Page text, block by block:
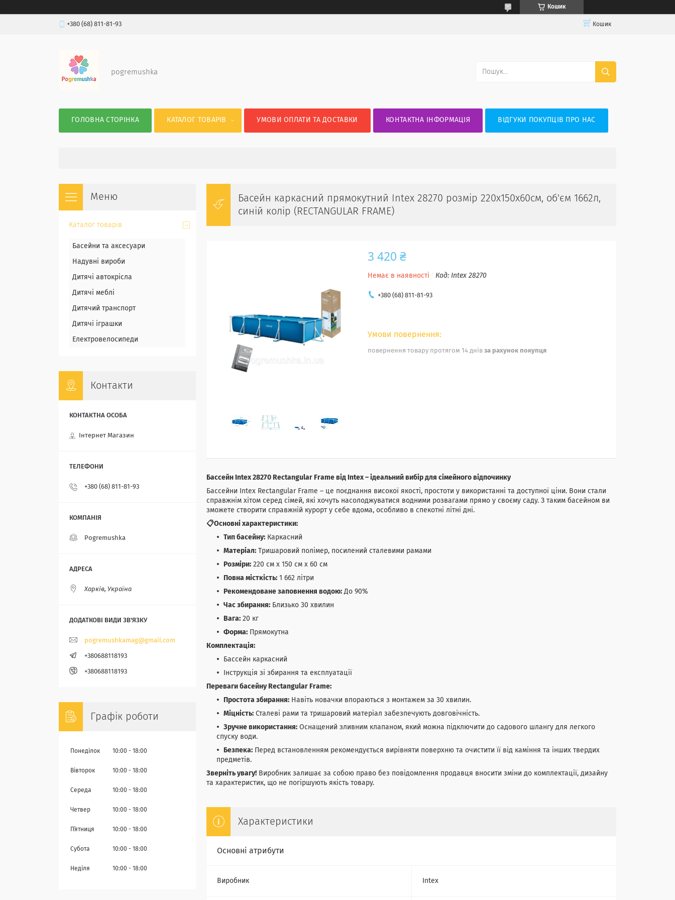
Кошик
+380 (68) 811-81-93 Кошик
pogremushka
ГОЛОВНА СТОРІНКА КАТАЛОГ ТОВАРІВ УМОВИ ОПЛАТИ ТА ДОСТАВКИ КОНТАКТНА ІНФОРМАЦІЯ ВІДГУКИ ПОКУПЦІВ ПРО НАС
Басейн каркасний прямокутний Intex 28270 розмір 220x150x60см, об'єм 1662л,
синій колір (RECTANGULAR FRAME)
3 420 ₴
Немає в наявності Код: Intex 28270
+380 (68) 811-81-93
повернення товару протягом 14 днів за рахунок покупця
Бассейн Intex 28270 Rectangular Frame від Intex – ідеальний вибір для сімейного відпочинку
Бассейни Intex Rectangular Frame – це поєднання високої якості, простоти у використанні та доступної ціни. Вони стали
справжнім хітом серед сімей, які хочуть насолоджуватися водними розвагами прямо у своєму саду. З таким басейном ви
зможете створити справжній курорт у себе вдома, особливо в спекотні літні дні.
📋Основні характеристики:
Тип басейну: Каркасний
Матеріал: Тришаровий полімер, посилений сталевими рамами
Розміри: 220 см x 150 см x 60 см
Повна місткість: 1 662 літри
Рекомендоване заповнення водою: До 90%
Час збирання: Близько 30 хвилин
Вага: 20 кг
Форма: Прямокутна
Комплектація:
Бассейн каркасний
Інструкція зі збирання та експлуатації
Переваги басейну Rectangular Frame:
Простота збирання: Навіть новачки впораються з монтажем за 30 хвилин.
Міцність: Сталеві рами та тришаровий матеріал забезпечують довговічність.
Зручне використання: Оснащений зливним клапаном, який можна підключити до садового шлангу для легкого
спуску води.
Безпека: Перед встановленням рекомендується вирівняти поверхню та очистити її від каміння та інших твердих
предметів.
Зверніть увагу! Виробник залишає за собою право без повідомлення продавця вносити зміни до комплектації, дизайну
та характеристик, що не погіршують якість товару.
Характеристики
Основні атрибути
Виробник Intex
Каталог товарів
Басейни та аксесуари
Надувні вироби
Дитячі автокрісла
Дитячі меблі
Дитячий транспорт
Дитячі іграшки
Електровелосипеди
Контакти
Інтернет Магазин
+380 (68) 811-81-93
Pogremushka
Харків, Україна
pogremushkamag@gmail.com
+380688118193
+380688118193
Графік роботи
Понеділок 10:00 18:00
Вівторок 10:00 18:00
Середа 10:00 18:00
Четвер 10:00 18:00
Пʼятниця 10:00 18:00
Субота 10:00 18:00
Неділя 10:00 18:00